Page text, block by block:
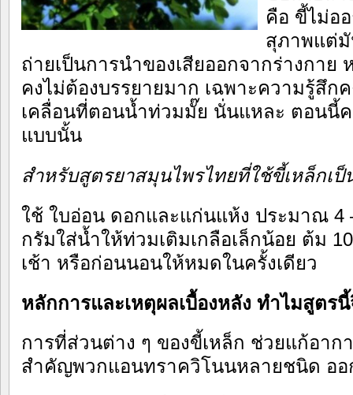
คือ ขี้ไม่อ
สุภาพแต่มั
ถ่ายเป็นการนำของเสียออกจากร่างกาย
คงไม่ต้องบรรยายมาก เฉพาะความรู้สึก
เคลื่อนที่ตอนน้ำท่วมมั๊ย นั่นแหละ ตอนนี้ค
แบบนั้น
สำหรับสูตรยาสมุนไพรไทยที่ใช้ขี้เหล็กเป็
ใช้ ใบอ่อน ดอกและแก่นแห้ง ประมาณ 4
กรัมใส่น้ำให้ท่วมเติมเกลือเล็กน้อย ต้ม
เช้า หรือก่อนนอนให้หมดในครั้งเดียว
หลักการและเหตุผลเบื้องหลัง ทำไมสูตร
การที่ส่วนต่าง ๆ ของขี้เหล็ก ช่วยแก้อาก
สำคัญพวกแอนทราควิโนนหลายชนิด ออ